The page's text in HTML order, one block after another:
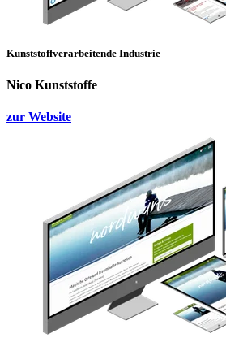
Kunststoffverarbeitende Industrie
Nico Kunststoffe
zur Website